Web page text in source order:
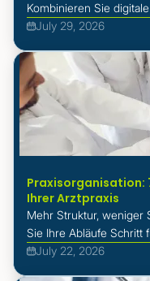
Kombinieren Sie
für einen messbaren
July 29, 2026
Praxisorganisation:
Ihrer Arztpraxis
Mehr Struktur, weniger
Sie Ihre Abläufe Schritt
July 22, 2026